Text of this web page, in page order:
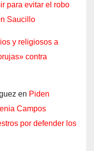
para evitar el robo
Saucillo
y religiosos a
contra
en Piden
Campos
por defender los